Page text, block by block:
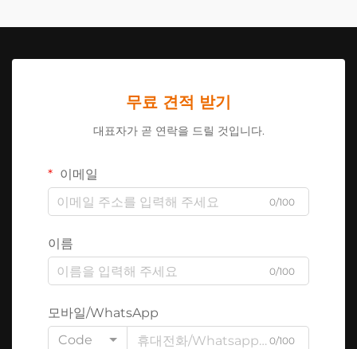
무료 견적 받기
대표자가 곧 연락을 드릴 것입니다.
이메일
0/100
이름
0/100
모바일/WhatsApp
Code
0/100